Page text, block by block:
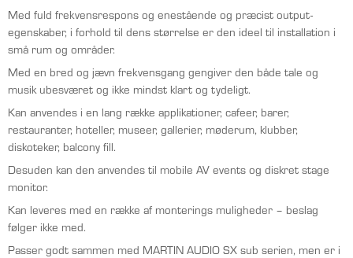
Med fuld frekvensrespons og enestående og præcist output-
egenskaber, i forhold til dens størrelse er den ideel til installation i
små rum og områder.
Med en bred og jævn frekvensgang gengiver den både tale og
musik ubesværet og ikke mindst klart og tydeligt.
Kan anvendes i en lang række applikationer, cafeer, barer,
restauranter, hoteller, museer, gallerier, møderum, klubber,
diskoteker, balcony fill.
Desuden kan den anvendes til mobile AV events og diskret stage
monitor.
Kan leveres med en række af monterings muligheder – beslag
følger ikke med.
Passer godt sammen med MARTIN AUDIO SX sub serien, men er i